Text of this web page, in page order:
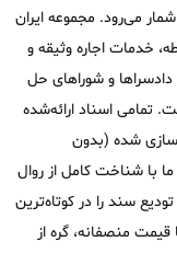
شمار می‌رود. مجموعه ایران
خدمات اجاره وثیقه و
دادسراها و شوراهای حل
تمامی اسناد ارائه‌شده
شده (بدون
با شناخت کامل از روال
سند را در کوتاه‌ترین
منصفانه، گره از